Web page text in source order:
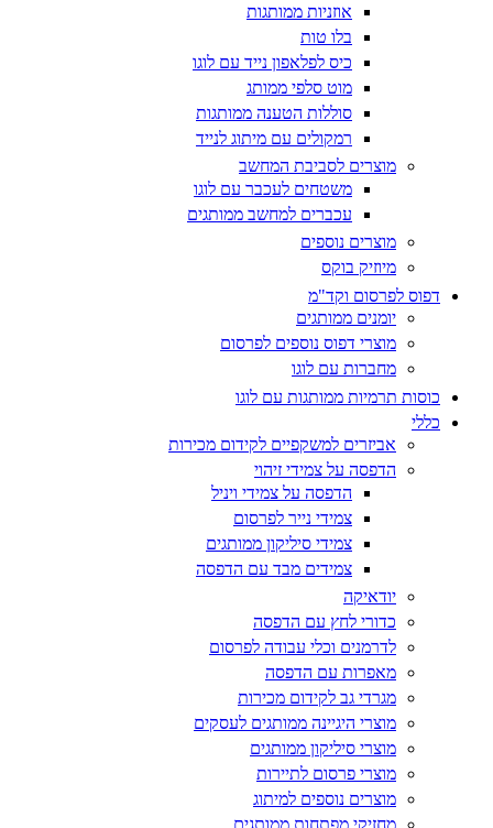
אוזניות ממותגות
בלו טות
כיס לפלאפון נייד עם לוגו
מוט סלפי ממותג
סוללות הטענה ממותגות
רמקולים עם מיתוג לנייד
מוצרים לסביבת המחשב
משטחים לעכבר עם לוגו
עכברים למחשב ממותגים
מוצרים נוספים
מיוזיק בוקס
דפוס לפרסום וקד"מ
יומנים ממותגים
מוצרי דפוס נוספים לפרסום
מחברות עם לוגו
כוסות תרמיות ממותגות עם לוגו
כללי
אביזרים למשקפיים לקידום מכירות
הדפסה על צמידי זיהוי
הדפסה על צמידי ויניל
צמידי נייר לפרסום
צמידי סיליקון ממותגים
צמידים מבד עם הדפסה
יודאיקה
כדורי לחץ עם הדפסה
לדרמנים וכלי עבודה לפרסום
מאפרות עם הדפסה
מגרדי גב לקידום מכירות
מוצרי היגיינה ממותגים לעסקים
מוצרי סיליקון ממותגים
מוצרי פרסום לתיירות
מוצרים נוספים למיתוג